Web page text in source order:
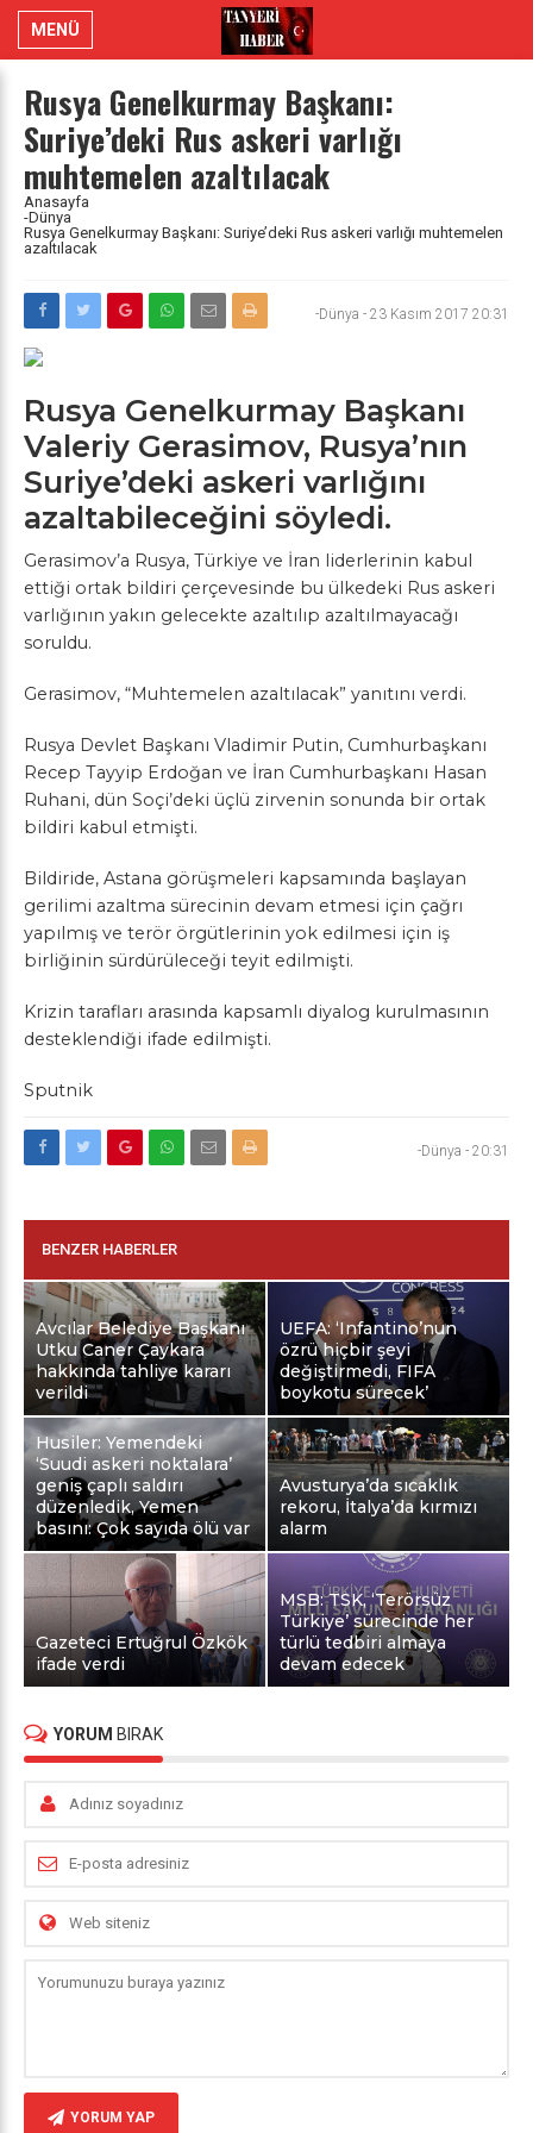
MENÜ
Rusya Genelkurmay Başkanı:
Suriye’deki Rus askeri varlığı
muhtemelen azaltılacak
Anasayfa
-Dünya
Rusya Genelkurmay Başkanı: Suriye’deki Rus askeri varlığı muhtemelen
azaltılacak
-Dünya - 23 Kasım 2017 20:31
Rusya Genelkurmay Başkanı
Valeriy Gerasimov, Rusya’nın
Suriye’deki askeri varlığını
azaltabileceğini söyledi.
Gerasimov’a Rusya, Türkiye ve İran liderlerinin kabul
ettiği ortak bildiri çerçevesinde bu ülkedeki Rus askeri
varlığının yakın gelecekte azaltılıp azaltılmayacağı
soruldu.
Gerasimov, “Muhtemelen azaltılacak” yanıtını verdi.
Rusya Devlet Başkanı Vladimir Putin, Cumhurbaşkanı
Recep Tayyip Erdoğan ve İran Cumhurbaşkanı Hasan
Ruhani, dün Soçi’deki üçlü zirvenin sonunda bir ortak
bildiri kabul etmişti.
Bildiride, Astana görüşmeleri kapsamında başlayan
gerilimi azaltma sürecinin devam etmesi için çağrı
yapılmış ve terör örgütlerinin yok edilmesi için iş
birliğinin sürdürüleceği teyit edilmişti.
Krizin tarafları arasında kapsamlı diyalog kurulmasının
desteklendiği ifade edilmişti.
Sputnik
-Dünya - 20:31
BENZER HABERLER
Avcılar Belediye Başkanı
Utku Caner Çaykara
hakkında tahliye kararı
verildi
UEFA: ‘Infantino’nun
özrü hiçbir şeyi
değiştirmedi, FIFA
boykotu sürecek’
Husiler: Yemendeki
‘Suudi askeri noktalara’
geniş çaplı saldırı
düzenledik, Yemen
basını: Çok sayıda ölü var
Avusturya’da sıcaklık
rekoru, İtalya’da kırmızı
alarm
Gazeteci Ertuğrul Özkök
ifade verdi
MSB: TSK, ‘Terörsüz
Türkiye’ sürecinde her
türlü tedbiri almaya
devam edecek
YORUM BIRAK
YORUM YAP